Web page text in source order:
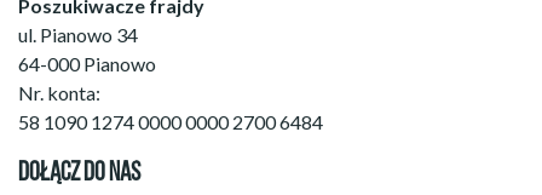
Poszukiwacze frajdy
ul. Pianowo 34
64-000 Pianowo
Nr. konta:
58 1090 1274 0000 0000 2700 6484
DOŁĄCZ DO NAS